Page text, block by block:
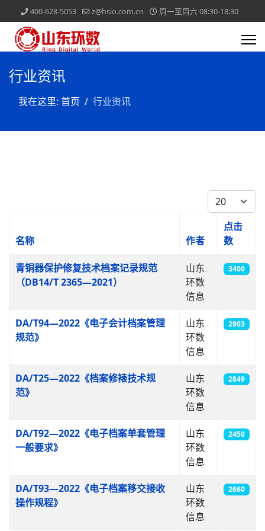
400-628-5053 z@hsio.com.cn 周一至周六 08:30-18:30
行业资讯
我在这里: 首页 行业资讯
每页显示条数
文章列表
名称 作者
点击
数
青铜器保护修复技术档案记录规范
（DB14/T 2365—2021）
山东
环数
信息
3400
DA/T94—2022《电子会计档案管理
规范》
山东
环数
信息
2903
DA/T25—2022《档案修裱技术规
范》
山东
环数
信息
2849
DA/T92—2022《电子档案单套管理
一般要求》
山东
环数
信息
2450
DA/T93—2022《电子档案移交接收
操作规程》
山东
环数
信息
2660